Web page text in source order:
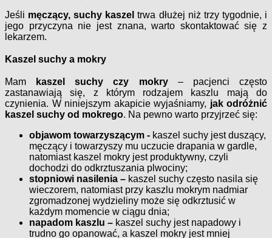
Jeśli męczący, suchy kaszel trwa dłużej niż trzy tygodnie, i
jego przyczyna nie jest znana, warto skontaktować się z
lekarzem.
Kaszel suchy a mokry
Mam kaszel suchy czy mokry– pacjenci często
zastanawiają się, z którym rodzajem kaszlu mają do
czynienia. W niniejszym akapicie wyjaśniamy, jak odróżnić
kaszel suchy od mokrego. Na pewno warto przyjrzeć się:
objawom towarzyszącym - kaszel suchy jest duszący,
męczący i towarzyszy mu uczucie drapania w gardle,
natomiast kaszel mokry jest produktywny, czyli
dochodzi do odkrztuszania plwociny;
stopniowi nasilenia – kaszel suchy często nasila się
wieczorem, natomiast przy kaszlu mokrym nadmiar
zgromadzonej wydzieliny może się odkrztusić w
każdym momencie w ciągu dnia;
napadom kaszlu – kaszel suchy jest napadowy i
trudno go opanować, a kaszel mokry jest mniej